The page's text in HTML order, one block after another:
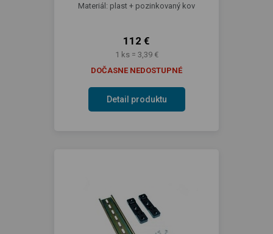
Materiál: plast + pozinkovaný kov
112 €
1 ks = 3,39 €
DOČASNE NEDOSTUPNÉ
Detail produktu